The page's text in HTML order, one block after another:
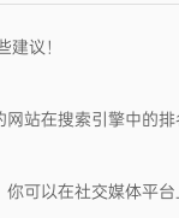
议！
站在搜索引擎中的
可以在社交媒体平